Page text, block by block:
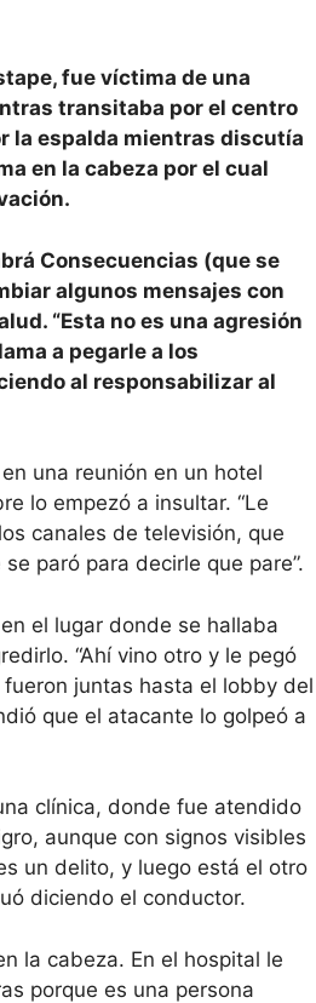
fue víctima de una
transitaba por el centro
la espalda mientras discutía
en la cabeza por el cual
Consecuencias (que se
algunos mensajes con
“Esta no es una agresión
a pegarle a los
al responsabilizar al
una reunión en un hotel
lo empezó a insultar. “Le
canales de televisión, que
paró para decirle que pare”.
el lugar donde se hallaba
“Ahí vino otro y le pegó
juntas hasta el lobby del
que el atacante lo golpeó a
clínica, donde fue atendido
aunque con signos visibles
un delito, y luego está el otro
diciendo el conductor.
la cabeza. En el hospital le
porque es una persona